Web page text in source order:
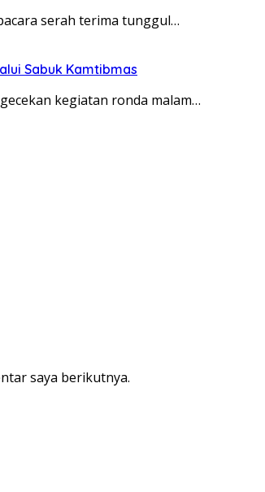
serah terima tunggul…
Sabuk Kamtibmas
kegiatan ronda malam…
saya berikutnya.